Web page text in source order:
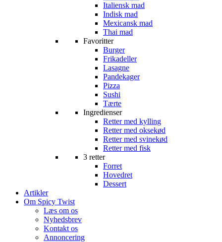
Italiensk mad
Indisk mad
Mexicansk mad
Thai mad
Favoritter
Burger
Frikadeller
Lasagne
Pandekager
Pizza
Sushi
Tærte
Ingredienser
Retter med kylling
Retter med oksekød
Retter med svinekød
Retter med fisk
3 retter
Forret
Hovedret
Dessert
Artikler
Om Spicy Twist
Læs om os
Nyhedsbrev
Kontakt os
Annoncering